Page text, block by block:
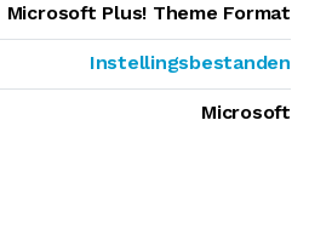
Microsoft Plus! Theme Format
Instellingsbestanden
Microsoft